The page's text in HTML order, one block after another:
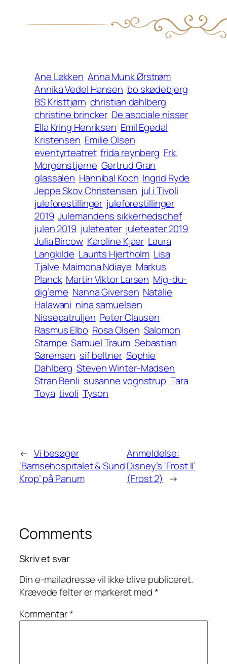
Ane Løkken Anna Munk Ørstrøm
Annika Vedel Hansen bo skødebjerg
BS Kristtjørn christian dahlberg
christine brincker De asociale nisser
Ella Kring Henriksen Emil Egedal
Kristensen Emilie Olsen
eventyrteatret frida reynberg Frk.
Morgenstjerne Gertrud Gran
glassalen Hannibal Koch Ingrid Ryde
Jeppe Skov Christensen jul i Tivoli
juleforestillinger juleforestillinger
2019 Julemandens sikkerhedschef
julen 2019 juleteater juleteater 2019
Julia Bircow Karoline Kjaer Laura
Langkilde Laurits Hjertholm Lisa
Tjalve Maimona Ndiaye Markus
Planck Martin Viktor Larsen Mig-du-
dig’erne Nanna Giversen Natalie
Halawani nina samuelsen
Nissepatruljen Peter Clausen
Rasmus Elbo Rosa Olsen Salomon
Stampe Samuel Traum Sebastian
Sørensen sif beltner Sophie
Dahlberg Steven Winter-Madsen
Stran Benli susanne vognstrup Tara
Toya tivoli Tyson
← Vi besøger
‘Bamsehospitalet & Sund
Krop’ på Panum
Anmeldelse:
Disney’s ‘Frost II’
(Frost 2) →
Comments
Skriv et svar
Din e-mailadresse vil ikke blive publiceret.
Krævede felter er markeret med*
Kommentar*